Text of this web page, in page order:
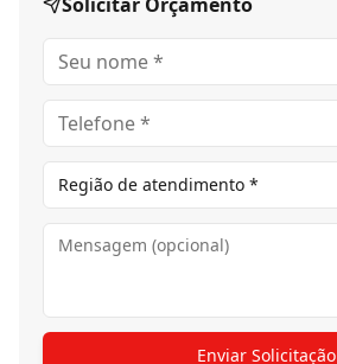
Região de atendimento *
Enviar Solicitação